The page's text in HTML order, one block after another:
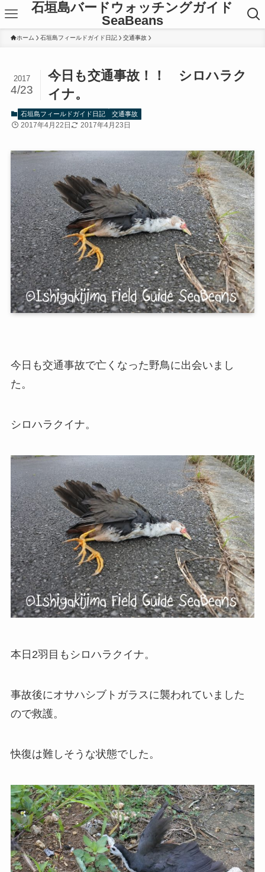
石垣島バードウォッチングガイド
SeaBeans
ホーム 石垣島フィールドガイド日記 交通事故
今日も交通事故！！ シロハラク
イナ。
2017
4/23
石垣島フィールドガイド日記 交通事故
2017年4月22日 2017年4月23日
今日も交通事故で亡くなった野鳥に出会いまし
た。
シロハラクイナ。
本日2羽目もシロハラクイナ。
事故後にオサハシブトガラスに襲われていました
ので救護。
快復は難しそうな状態でした。